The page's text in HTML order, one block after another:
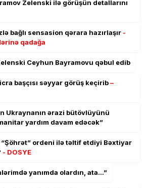
Zelenski ilə görüşün detallarını
bağlı sensasion qərara hazırlaşır -
qadağa
Ceyhun Bayramovu qəbul edib
başçısı səyyar görüş keçirib–
Ukraynanın ərazi bütövlüyünü
yardım davam edəcək”
ordeni ilə təltif etdiyi Bəxtiyar
- DOSYE
yanımda olardın, ata…”